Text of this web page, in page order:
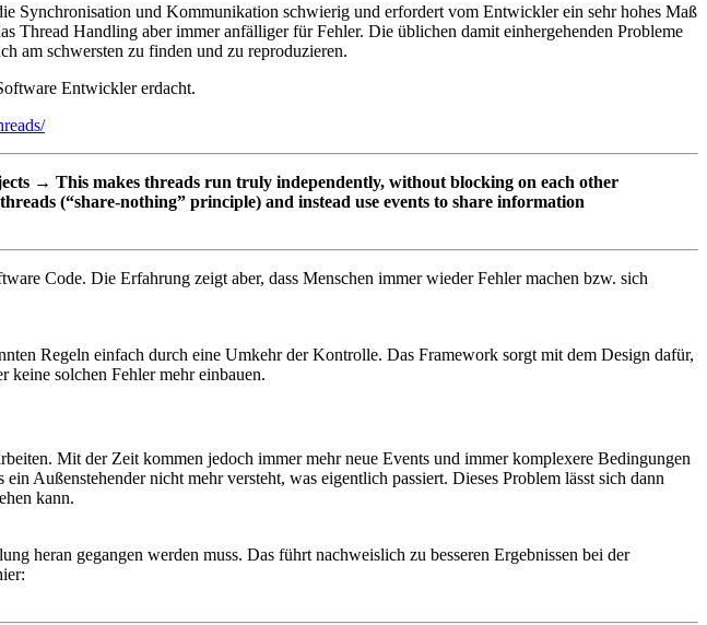
Synchronisation und Kommunikation schwierig und erfordert vom Entwickler ein sehr hohes Maß
Handling aber immer anfälliger für Fehler. Die üblichen damit einhergehenden Probleme
am schwersten zu finden und zu reproduzieren.
Entwickler erdacht.
→ This makes threads run truly independently, without blocking on each other
(“share-nothing” principle) and instead use events to share information
Code. Die Erfahrung zeigt aber, dass Menschen immer wieder Fehler machen bzw. sich
Regeln einfach durch eine Umkehr der Kontrolle. Das Framework sorgt mit dem Design dafür,
solchen Fehler mehr einbauen.
Mit der Zeit kommen jedoch immer mehr neue Events und immer komplexere Bedingungen
Außenstehender nicht mehr versteht, was eigentlich passiert. Dieses Problem lässt sich dann
kann.
heran gegangen werden muss. Das führt nachweislich zu besseren Ergebnissen bei der